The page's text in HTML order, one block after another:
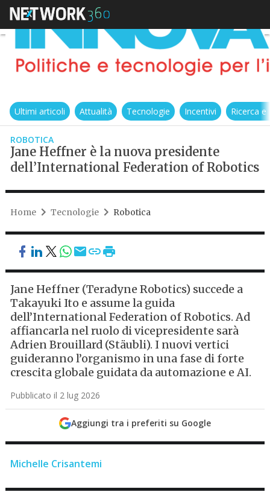
Ultimi articoli Attualità Tecnologie Incentivi Ricerca
ROBOTICA
Jane Heffner è la nuova presidente
dell’International Federation of Robotics
Home Tecnologie Robotica
Jane Heffner (Teradyne Robotics) succede a
Takayuki Ito e assume la guida
dell’International Federation of Robotics. Ad
affiancarla nel ruolo di vicepresidente sarà
Adrien Brouillard (Stäubli). I nuovi vertici
guideranno l’organismo in una fase di forte
crescita globale guidata da automazione e AI.
Pubblicato il 2 lug 2026
Aggiungi tra i preferiti su Google
Michelle Crisantemi